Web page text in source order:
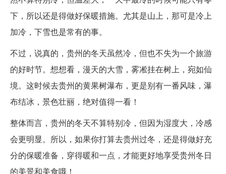
下，所以还是得做好保暖措施。尤其是山上，那可是冷上
加冷，下雪也是常有的事。
不过，说真的，贵州的冬天虽然冷，但也不失为一个旅游
的好时节。想想看，漫天的大雪，雾凇挂在树上，宛如仙
境。这时候去贵州的黄果树瀑布，更是别有一番风味，瀑
布结冰，景色壮丽，绝对值得一看！
整体而言，贵州的冬天不算特别冷，但因为湿度大，冷感
会更明显。所以，如果你打算去贵州过冬，还是得做好充
分的保暖准备，穿得暖和一点，才能更好地享受贵州冬日
的美景和美食哦！